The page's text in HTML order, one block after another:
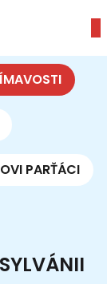
PARŤÁCI